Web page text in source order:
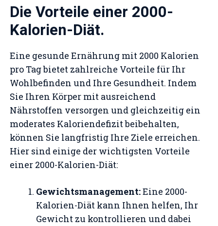
Die Vorteile einer 2000-
Kalorien-Diät.
Eine gesunde Ernährung mit 2000 Kalorien
pro Tag bietet zahlreiche Vorteile für Ihr
Wohlbefinden und Ihre Gesundheit. Indem
Sie Ihren Körper mit ausreichend
Nährstoffen versorgen und gleichzeitig ein
moderates Kaloriendefizit beibehalten,
können Sie langfristig Ihre Ziele erreichen.
Hier sind einige der wichtigsten Vorteile
einer 2000-Kalorien-Diät:
Gewichtsmanagement:Eine 2000-
Kalorien-Diät kann Ihnen helfen, Ihr
Gewicht zu kontrollieren und dabei